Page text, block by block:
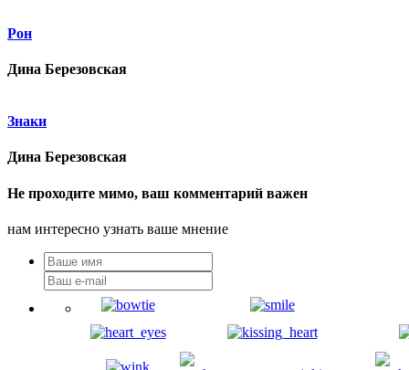
Рон
Дина Березовская
Знаки
Дина Березовская
Не проходите мимо, ваш комментарий важен
нам интересно узнать ваше мнение